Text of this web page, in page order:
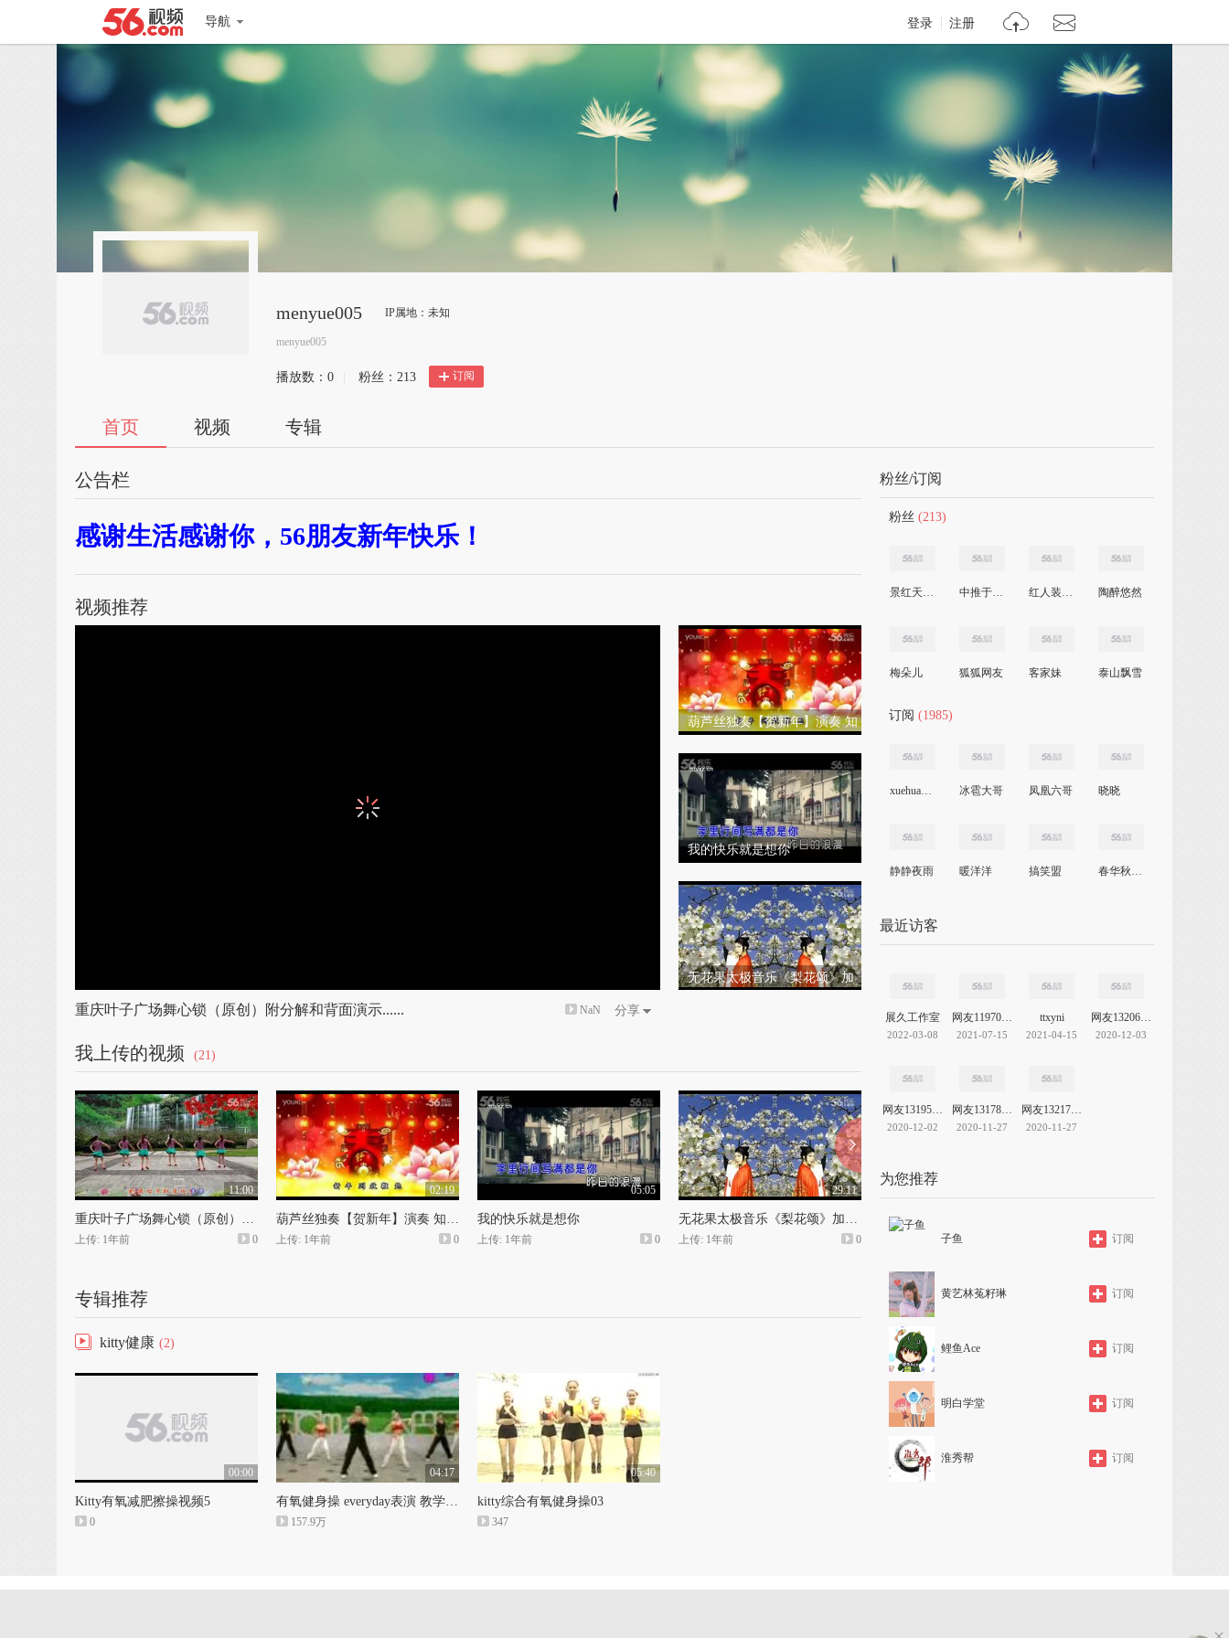
导航 登录 注册
menyue005 IP属地：未知
menyue005
播放数： 0 粉丝： 213 订阅
首页 视频 专辑
公告栏
感谢生活感谢你，56朋友新年快乐！
视频推荐
重庆叶子广场舞心锁（原创）附分解和背面演示...... NaN 分享
葫芦丝独奏【贺新年】演奏 知
我的快乐就是想你
无花果太极音乐《梨花颂》加
我上传的视频 (21)
11:00
重庆叶子广场舞心锁（原创）附分解和背面演示......
上传: 1年前 0
02:19
葫芦丝独奏【贺新年】演奏 知足常乐
上传: 1年前 0
05:05
我的快乐就是想你
上传: 1年前 0
29:11
无花果太极音乐《梨花颂》加长版29.11_标清
上传: 1年前 0 上传: 1年前
专辑推荐
kitty健康 (2)
00:00
Kitty有氧减肥擦操视频5
0
04:17
有氧健身操 everyday表演 教学【下】
157.9万
05:40
kitty综合有氧健身操03
347
粉丝/订阅
粉丝 (213)
景红天酒业 中推于明老师 红人装平台0525 陶醉悠然
梅朵儿 狐狐网友 客家妹 泰山飘雪
订阅 (1985)
xuehua555 冰雹大哥 凤凰六哥 晓晓
静静夜雨 暖洋洋 搞笑盟 春华秋实wjh
最近访客
展久工作室
2022-03-08
网友11970392147060695
2021-07-15
ttxyni
2021-04-15
网友13206899551311953
2020-12-03
网友13195760249959342
2020-12-02
网友13178397422932090
2020-11-27
网友13217750883158056
2020-11-27
为您推荐
子鱼 订阅
黄艺林菟籽琳 订阅
鲤鱼Ace 订阅
明白学堂 订阅
淮秀帮 订阅